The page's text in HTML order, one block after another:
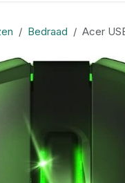
Bedraad Acer